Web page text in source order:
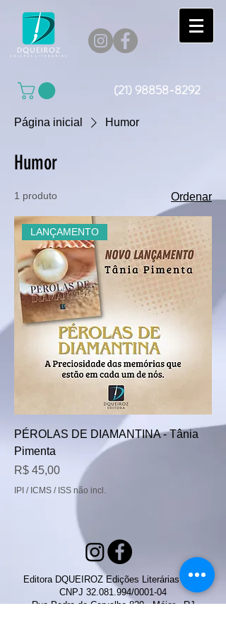
(21) 98858-8292
Página inicial Humor
Humor
1 produto Ordenar
LANÇAMENTO
PÉROLAS DE DIAMANTINA - Tânia
Pimenta
Preço
R$ 45,00
IPI / ICMS / ISS não incl.
Editora DQUEIROZ Edições Literárias Ltda.
CNPJ 32.081.994/0001-04
Rua Pedro de Carvalho 820 - Méier - RJ